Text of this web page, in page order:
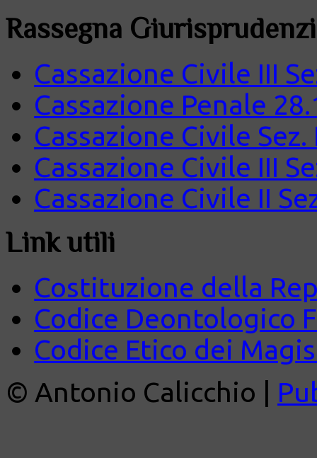
Rassegna
Cassazione Civile III
Cassazione Penale
Cassazione Civile
Cassazione Civile III
Cassazione Civile II
Link utili
Costituzione della
Codice Deontologico
Codice Etico dei
© Antonio Calicchio |